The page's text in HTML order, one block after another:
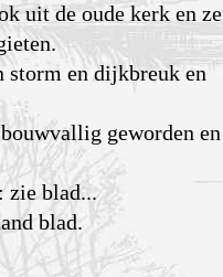
uit de oude kerk en ze
storm en dijkbreuk en
geworden en
zie blad...
blad.